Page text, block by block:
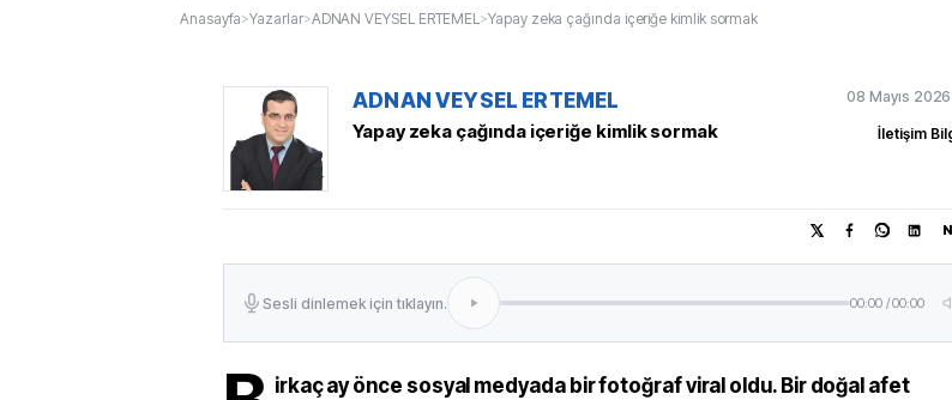
Anasayfa>Yazarlar>ADNAN VEYSEL ERTEMEL>Yapay zeka çağında içeriğe kimlik sormak
ADNAN VEYSEL ERTEMEL
Yapay zeka çağında içeriğe kimlik sormak
08 Mayıs
İletişim
N
Sesli dinlemek için tıklayın. 00:00/00:00
irkaç ay önce sosyal medyada bir fotoğraf viral oldu. Bir doğal afet